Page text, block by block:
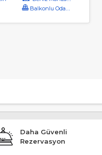
Balkonlu Odalar
Daha Güvenli
Rezervasyon